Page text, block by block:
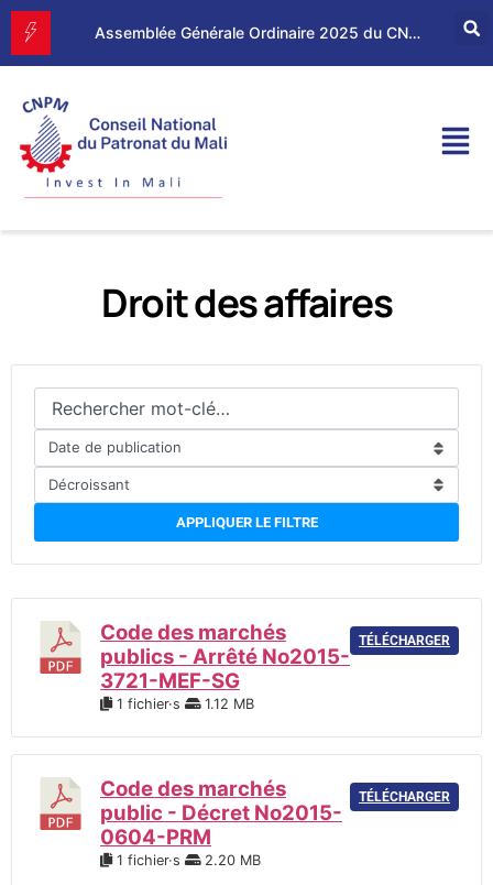
Assemblée Générale Ordinaire 2025 du CNPM
Droit des affaires
APPLIQUER LE FILTRE
Code des marchés
publics - Arrêté No2015-
3721-MEF-SG
1 fichier·s 1.12 MB
TÉLÉCHARGER
Code des marchés
public - Décret No2015-
0604-PRM
1 fichier·s 2.20 MB
TÉLÉCHARGER